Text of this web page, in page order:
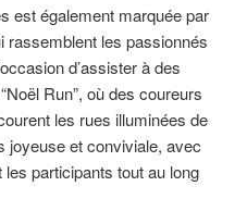
est également marquée par
les passionnés
d’assister à des
Run”, où des coureurs
les rues illuminées de
joyeuse et conviviale, avec
participants tout au long